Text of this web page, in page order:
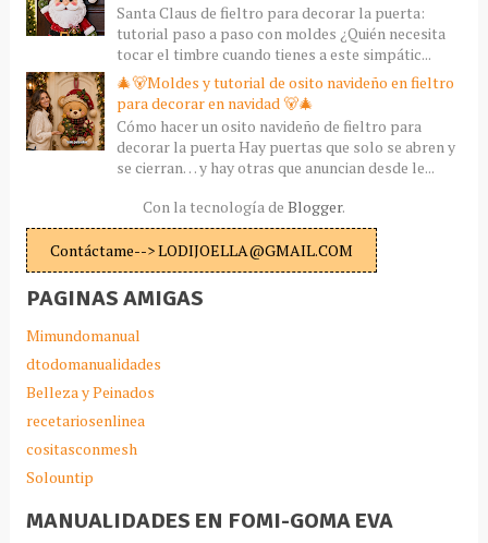
Santa Claus de fieltro para decorar la puerta:
tutorial paso a paso con moldes ¿Quién necesita
tocar el timbre cuando tienes a este simpátic...
🎄🐻Moldes y tutorial de osito navideño en fieltro
para decorar en navidad 🐻🎄
Cómo hacer un osito navideño de fieltro para
decorar la puerta Hay puertas que solo se abren y
se cierran… y hay otras que anuncian desde le...
Con la tecnología de Blogger.
Contáctame--> LODIJOELLA@GMAIL.COM
PAGINAS AMIGAS
Mimundomanual
dtodomanualidades
Belleza y Peinados
recetariosenlinea
cositasconmesh
Solountip
MANUALIDADES EN FOMI-GOMA EVA